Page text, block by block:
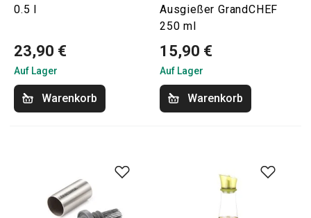
0.5 l
23,90 €
Auf Lager
Warenkorb
Ausgießer GrandCHEF
250 ml
15,90 €
Auf Lager
Warenkorb